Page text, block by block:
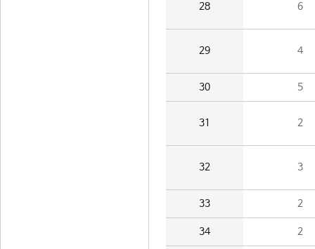
28 6
29 4
30 5
31 2
32 3
33 2
34 2